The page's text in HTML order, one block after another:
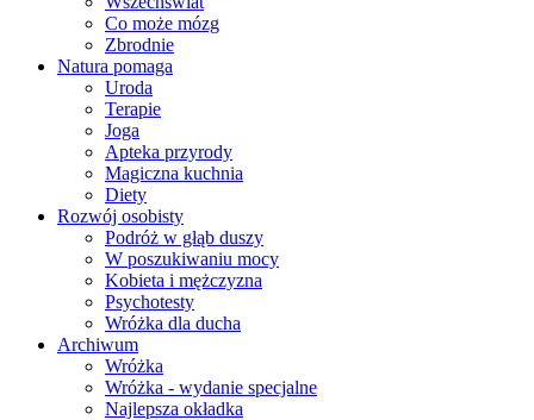
Co może mózg
Zbrodnie
Natura pomaga
Uroda
Terapie
Joga
Apteka przyrody
Magiczna kuchnia
Diety
Rozwój osobisty
Podróż w głąb duszy
W poszukiwaniu mocy
Kobieta i mężczyzna
Psychotesty
Wróżka dla ducha
Archiwum
Wróżka
Wróżka - wydanie specjalne
Najlepsza okładka